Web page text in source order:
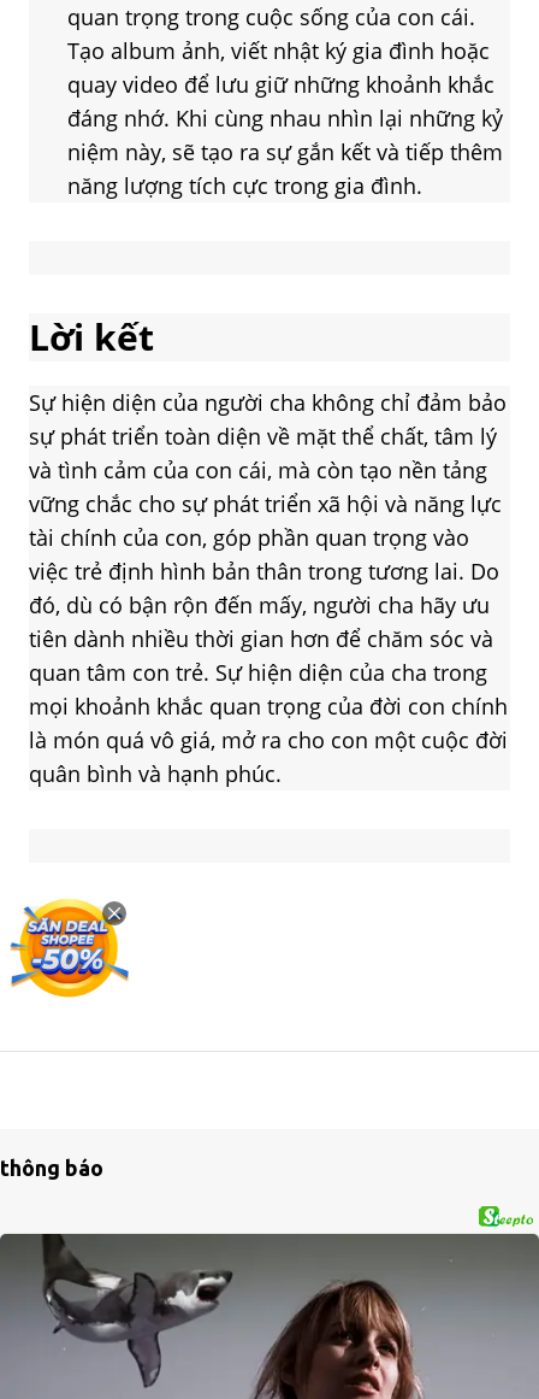
quan trọng trong cuộc sống của con cái.
Tạo album ảnh, viết nhật ký gia đình hoặc
quay video để lưu giữ những khoảnh khắc
đáng nhớ. Khi cùng nhau nhìn lại những kỷ
niệm này, sẽ tạo ra sự gắn kết và tiếp thêm
năng lượng tích cực trong gia đình.
Lời kết
Sự hiện diện của người cha không chỉ đảm bảo
sự phát triển toàn diện về mặt thể chất, tâm lý
và tình cảm của con cái, mà còn tạo nền tảng
vững chắc cho sự phát triển xã hội và năng lực
tài chính của con, góp phần quan trọng vào
việc trẻ định hình bản thân trong tương lai. Do
đó, dù có bận rộn đến mấy, người cha hãy ưu
tiên dành nhiều thời gian hơn để chăm sóc và
quan tâm con trẻ. Sự hiện diện của cha trong
mọi khoảnh khắc quan trọng của đời con chính
là món quá vô giá, mở ra cho con một cuộc đời
quân bình và hạnh phúc.
GIA ĐÌNH
thông báo